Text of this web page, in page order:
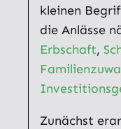
kleinen
die Anlässe
Erbschaft,
Zunächst